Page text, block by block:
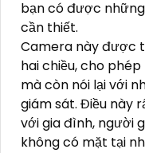
bạn có được
cần thiết.
Camera này được
hai chiều, cho
mà còn nói lại với
giám sát. Điều này
với gia đình, người
không có mặt tại